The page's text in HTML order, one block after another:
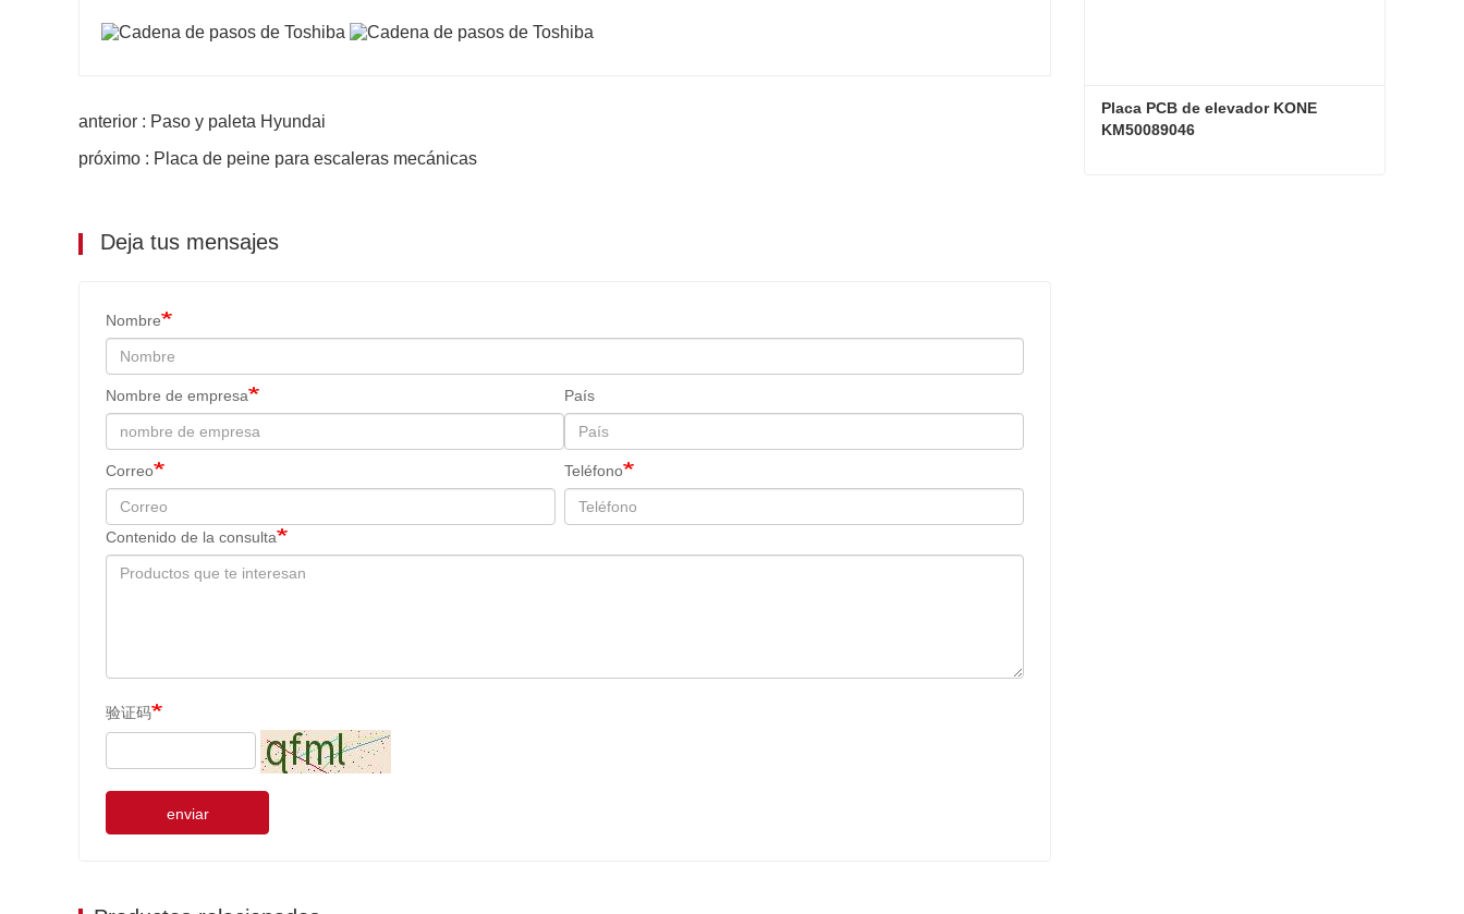
anterior : Paso y paleta Hyundai
próximo : Placa de peine para escaleras mecánicas
Deja tus mensajes
Nombre
Nombre de empresa País
Correo Teléfono
Contenido de la consulta
验证码
enviar
Placa PCB de elevador KONE
KM50089046